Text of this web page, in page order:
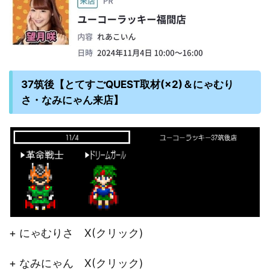
37筑後【とてすごQUEST取材(×2)＆にゃむり
さ・なみにゃん来店】
+ にゃむりさ X(クリック)
+ なみにゃん X(クリック)